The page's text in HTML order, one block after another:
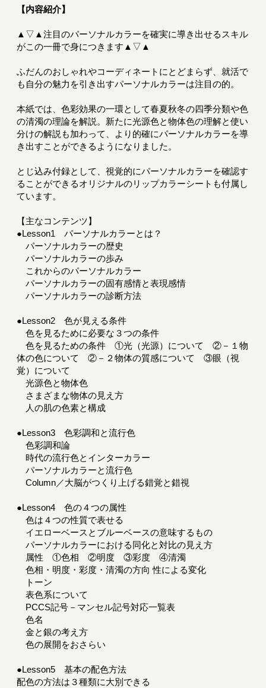
【内容紹介】
▲▽▲注目のパーソナルカラーを確実に導き出せるスキル
がこの一冊で身につきます▲▽▲
ふだんのおしゃれやコーディネートにとどまらず、就活で
も自分の魅力を引き出すパーソナルカラーは注目の的。
本紙では、色彩効果の一環として春夏秋冬の四季分類や色
の清濁の理論を解説。新たに光源色と物体色の理解と使い
分けの解説も加わって、より的確にパーソナルカラーを導
き出すことができるようになりました。
とじ込み付録として、視覚的にパーソナルカラーを確認す
ることができるオリジナルのリップカラーシートも付属し
ています。
【主なコンテンツ】
●Lesson1 パーソナルカラーとは？
パーソナルカラーの歴史
パーソナルカラーの歩み
これからのパーソナルカラー
パーソナルカラーの固有感情と表現感情
パーソナルカラーの診断方法
●Lesson2 色が見える条件
色を見るために必要な３つの条件
色を見るための条件 ①光（光源）について ②－１物
体の色について ②－２物体の質感について ③眼（視
覚）について
光源色と物体色
さまざまな物体の見え方
人の肌の色素と構成
●Lesson3 色彩調和と流行色
色彩調和論
時代の流行色とインターカラー
パーソナルカラーと流行色
Column／大脳がつくり上げる錯覚と錯視
●Lesson4 色の４つの属性
色は４つの性質で表せる
イエローベースとブルーベースの意味するもの
パーソナルカラーにおける同化と対比の見え方
属性 ①色相 ②明度 ③彩度 ④清濁
色相・明度・彩度・清濁の方向 性による変化
トーン
表色系について
PCCS記号－マンセル記号対応一覧表
色名
金と銀の考え方
色の展開をおさらい
●Lesson5 基本の配色方法
配色の方法は３種類に大別できる